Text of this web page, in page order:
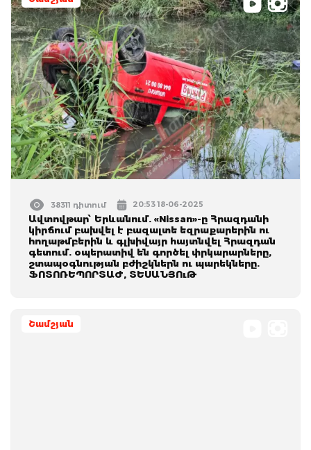
38311 դիտում 20:53 18-06-2025
Ավտովթար՝ Երևանում. «Nissan»-ը Հրազդանի
կիրճում բախվել է բազալտե եզրաքարերին ու
հողաթմբերին և գլխիվայր հայտնվել Հրազդան
գետում. օպերատիվ են գործել փրկարարները,
շտապօգնության բժիշկներն ու պարեկները.
ՖՈՏՈՌԵՊՈՐՏԱԺ, ՏԵՍԱՆՅՈւԹ
Շամշյան